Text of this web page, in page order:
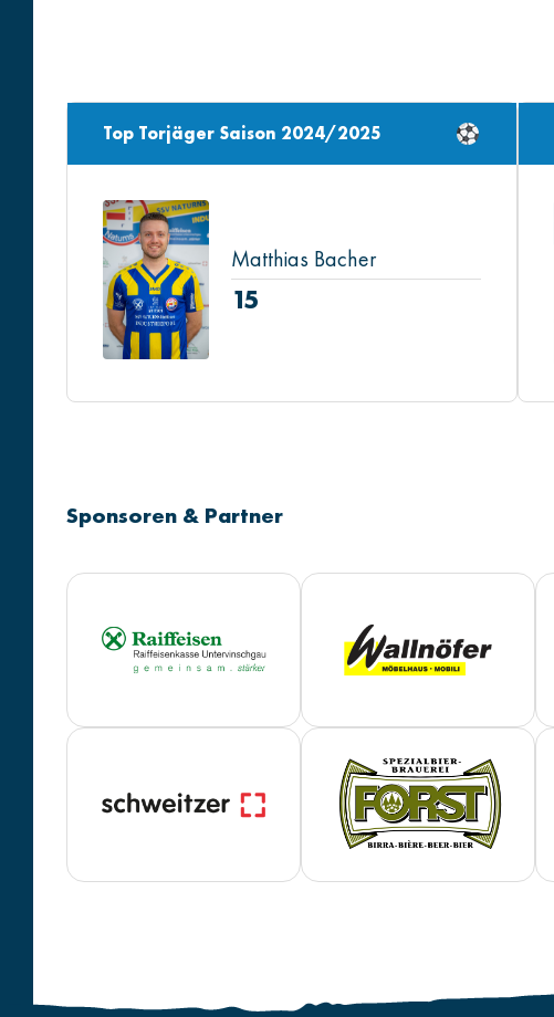
Top Torjäger Saison 2024/2025
Matthias Bacher
15
Sponsoren & Partner